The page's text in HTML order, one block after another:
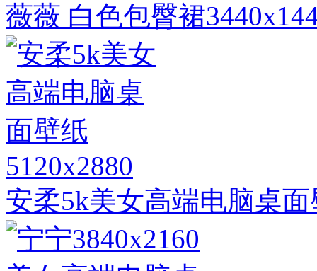
薇薇 白色包臀裙
5120x2880
安柔5k美女高端电脑桌面